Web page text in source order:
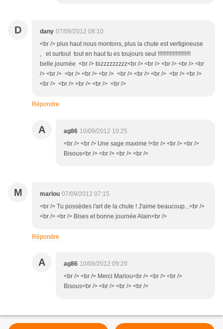
D dany 07/09/2012 08:10
<br /> plus haut nous montons, plus la chute est vertigineuse
, et surtout tout en haut tu es toujours seul !!!!!!!!!!!!!!!!!!!!!!
belle journée <br /> bizzzzzzzzz<br /> <br /> <br /> <br /> <br
/> <br /> <br /> <br /> <br /> <br /> <br /> <br /> <br /> <br />
<br /> <br /> <br /> <br /> <br />
Répondre
A ag86 10/09/2012 10:25
<br /> <br /> Une sage maxime !<br /> <br /> <br />
Bisous<br /> <br /> <br /> <br />
M marlou 07/09/2012 07:15
<br /> Tu possèdes l'art de la chute ! J'aime beaucoup...<br />
<br /> <br /> Bises et bonne journée Alain<br />
Répondre
A ag86 10/09/2012 09:20
<br /> <br /> Merci Marlou<br /> <br /> <br />
Bisous<br /> <br /> <br /> <br />